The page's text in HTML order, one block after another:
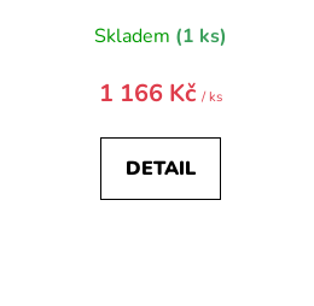
Skladem (1 ks)
1 166 Kč / ks
DETAIL